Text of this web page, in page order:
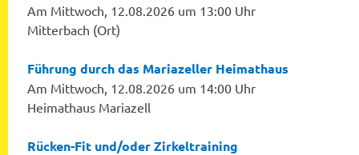
Am Mittwoch, 12.08.2026 um 13:00 Uhr
Mitterbach (Ort)
Führung durch das Mariazeller Heimathaus
Am Mittwoch, 12.08.2026 um 14:00 Uhr
Heimathaus Mariazell
Rücken-Fit und/oder Zirkeltraining